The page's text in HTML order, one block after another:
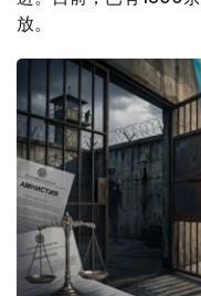
放。